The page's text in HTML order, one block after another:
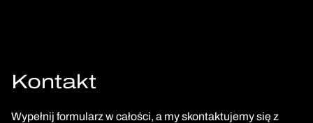
Kontakt
Wypełnij formularz w całości, a my skontaktujemy się z